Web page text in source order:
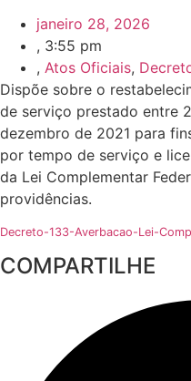
janeiro 28, 2026
, 3:55 pm
, Atos Oficiais,
Dispõe sobre o
de serviço prestado entre
dezembro de 2021 para
por tempo de serviço e
da Lei Complementar
providências.
Decreto-133-Averbacao-Lei-
COMPARTILHE